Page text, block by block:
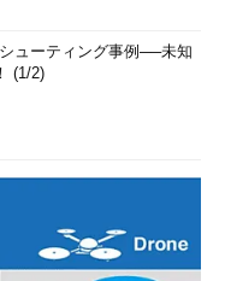
ューティング事例──未知
(1/2)